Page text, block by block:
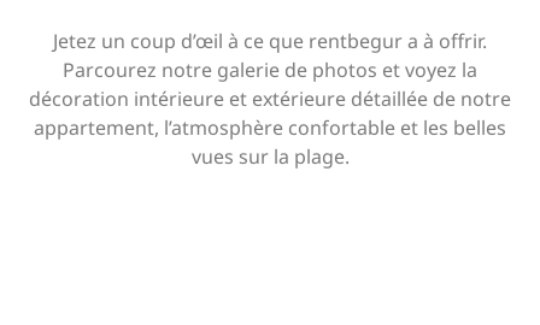
Jetez un coup d’œil à ce que rentbegur a à offrir.
Parcourez notre galerie de photos et voyez la
décoration intérieure et extérieure détaillée de notre
appartement, l’atmosphère confortable et les belles
vues sur la plage.